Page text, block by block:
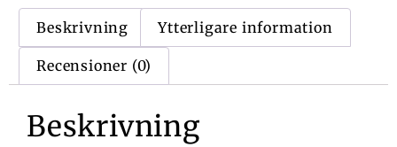
Beskrivning Ytterligare information
Recensioner (0)
Beskrivning